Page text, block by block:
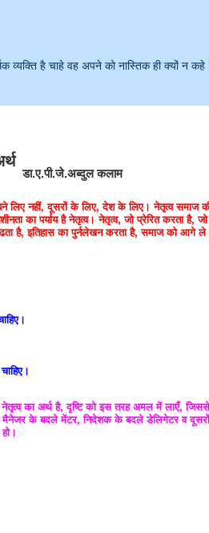
व्यक्ति है चाहे वह अपने को नास्तिक ही क्यों न
कलाम
लिए नहीं, दूसरों के लिए, देश के लिए। नेतृत्व समाज
का पर्याय है नेतृत्व। नेतृत्व, जो प्रेरित करता है,
है, इतिहास का पुर्नलेखन करता है, समाज को आगे ले
का अर्थ है, दृष्टि को इस तरह अमल में लाएँ,
मैनेजर के बदले मेंटर, निदेशक के बदले डेलिगेटर व